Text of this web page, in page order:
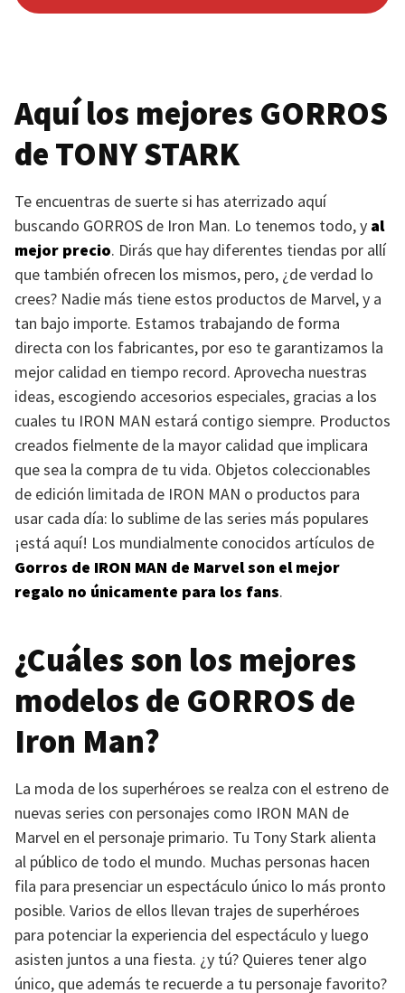
Aquí los mejores GORROS
de TONY STARK
Te encuentras de suerte si has aterrizado aquí
buscando GORROS de Iron Man. Lo tenemos todo, y al
mejor precio. Dirás que hay diferentes tiendas por allí
que también ofrecen los mismos, pero, ¿de verdad lo
crees? Nadie más tiene estos productos de Marvel, y a
tan bajo importe. Estamos trabajando de forma
directa con los fabricantes, por eso te garantizamos la
mejor calidad en tiempo record. Aprovecha nuestras
ideas, escogiendo accesorios especiales, gracias a los
cuales tu IRON MAN estará contigo siempre. Productos
creados fielmente de la mayor calidad que implicara
que sea la compra de tu vida. Objetos coleccionables
de edición limitada de IRON MAN o productos para
usar cada día: lo sublime de las series más populares
¡está aquí! Los mundialmente conocidos artículos de
Gorros de IRON MAN de Marvel son el mejor
regalo no únicamente para los fans.
¿Cuáles son los mejores
modelos de GORROS de
Iron Man?
La moda de los superhéroes se realza con el estreno de
nuevas series con personajes como IRON MAN de
Marvel en el personaje primario. Tu Tony Stark alienta
al público de todo el mundo. Muchas personas hacen
fila para presenciar un espectáculo único lo más pronto
posible. Varios de ellos llevan trajes de superhéroes
para potenciar la experiencia del espectáculo y luego
asisten juntos a una fiesta. ¿y tú? Quieres tener algo
único, que además te recuerde a tu personaje favorito?